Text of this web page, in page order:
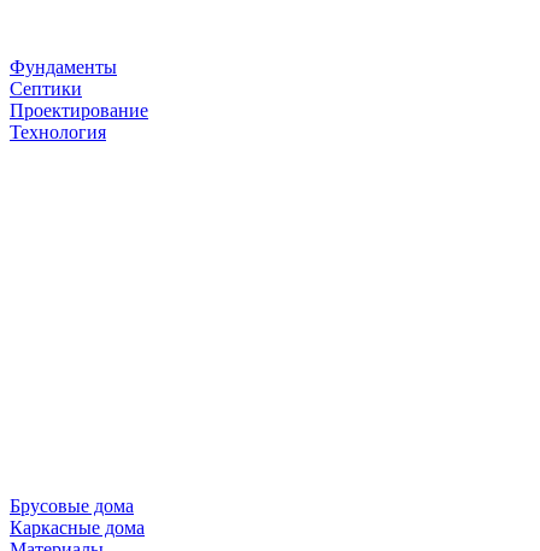
Фундаменты
Септики
Проектирование
Технология
Брусовые дома
Каркасные дома